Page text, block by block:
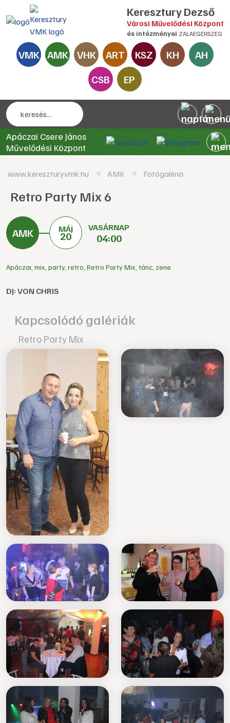
Keresztury Dezső
Városi Művelődési Központ
és intézményei ZALAEGERSZEG
VMK AMK VHK ART KSZ KH
AH
CSB
EP
Apáczai Csere János
Művelődési Központ
www.kereszturyvmk.hu AMK Fotógaléria
Retro Party Mix 6
MÁJ
20
VASÁRNAP
04:00
Apáczai mix party, retro Retro Party Mix tánc zene
DJ: VON CHRIS
Kapcsolódó galériák
Retro Party Mix